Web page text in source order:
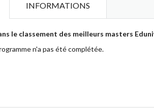
INFORMATIONS
le classement des meilleurs masters
n'a pas été complétée.